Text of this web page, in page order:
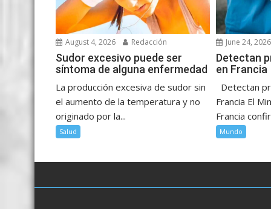
August 4, 2026 Redacción
Sudor excesivo puede ser
síntoma de alguna enfermedad
La producción excesiva de sudor sin
el aumento de la temperatura y no
originado por la...
Salud
June 24, 2026
Detectan
en Francia
Detectan
Francia El
Francia
Mundo